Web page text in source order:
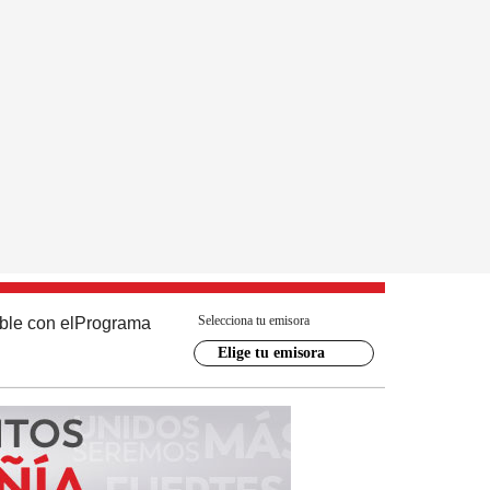
con el Programa Selecciona tu emisora
Elige tu emisora